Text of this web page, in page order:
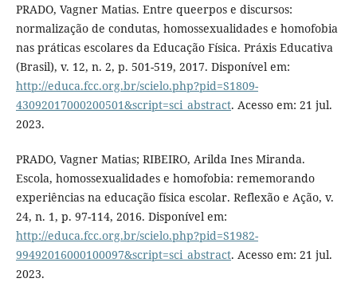
PRADO, Vagner Matias. Entre queerpos e discursos:
normalização de condutas, homossexualidades e homofobia
nas práticas escolares da Educação Física. Práxis Educativa
(Brasil), v. 12, n. 2, p. 501-519, 2017. Disponível em:
http://educa.fcc.org.br/scielo.php?pid=S1809-
43092017000200501&script=sci_abstract. Acesso em: 21 jul.
2023.
PRADO, Vagner Matias; RIBEIRO, Arilda Ines Miranda.
Escola, homossexualidades e homofobia: rememorando
experiências na educação física escolar. Reflexão e Ação, v.
24, n. 1, p. 97-114, 2016. Disponível em:
http://educa.fcc.org.br/scielo.php?pid=S1982-
99492016000100097&script=sci_abstract. Acesso em: 21 jul.
2023.